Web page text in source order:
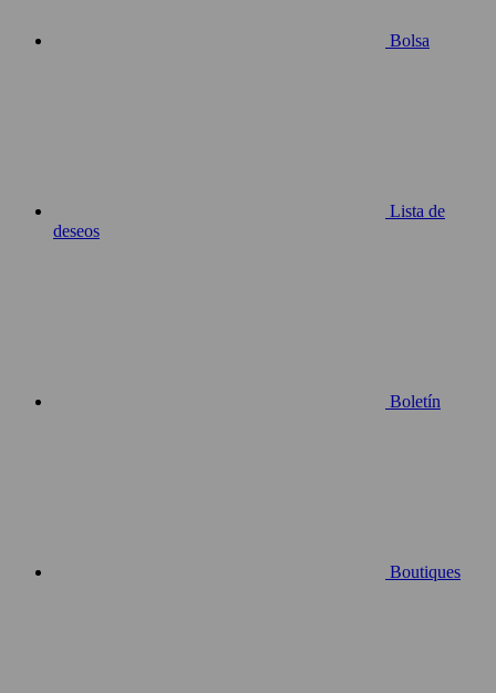
Bolsa
Lista de
deseos
Boletín
Boutiques